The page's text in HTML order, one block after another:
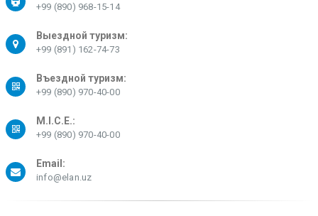
+99 (890) 968-15-14
Выездной туризм:
+99 (891) 162-74-73
Въездной туризм:
+99 (890) 970-40-00
M.I.C.E.:
+99 (890) 970-40-00
Email:
info@elan.uz